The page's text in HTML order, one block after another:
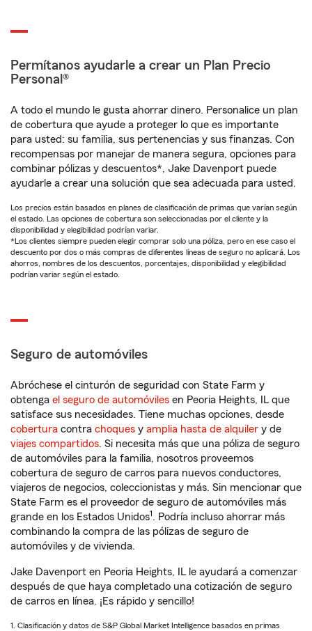
Permítanos ayudarle a crear un Plan Precio
Personal®
A todo el mundo le gusta ahorrar dinero. Personalice un plan
de cobertura que ayude a proteger lo que es importante
para usted: su familia, sus pertenencias y sus finanzas. Con
recompensas por manejar de manera segura, opciones para
combinar pólizas y descuentos*, Jake Davenport puede
ayudarle a crear una solución que sea adecuada para usted.
Los precios están basados en planes de clasificación de primas que varían según
el estado. Las opciones de cobertura son seleccionadas por el cliente y la
disponibilidad y elegibilidad podrían variar.
*Los clientes siempre pueden elegir comprar solo una póliza, pero en ese caso el
descuento por dos o más compras de diferentes líneas de seguro no aplicará. Los
ahorros, nombres de los descuentos, porcentajes, disponibilidad y elegibilidad
podrían variar según el estado.
Seguro de automóviles
Abróchese el cinturón de seguridad con State Farm y
obtenga el seguro de automóviles en Peoria Heights, IL que
satisface sus necesidades. Tiene muchas opciones, desde
cobertura contra choques y amplia hasta de alquiler y de
viajes compartidos. Si necesita más que una póliza de seguro
de automóviles para la familia, nosotros proveemos
cobertura de seguro de carros para nuevos conductores,
viajeros de negocios, coleccionistas y más. Sin mencionar que
State Farm es el proveedor de seguro de automóviles más
grande en los Estados Unidos1 . Podría incluso ahorrar más
combinando la compra de las pólizas de seguro de
automóviles y de vivienda.
Jake Davenport en Peoria Heights, IL le ayudará a comenzar
después de que haya completado una cotización de seguro
de carros en línea. ¡Es rápido y sencillo!
1. Clasificación y datos de S&P Global Market Intelligence basados en primas